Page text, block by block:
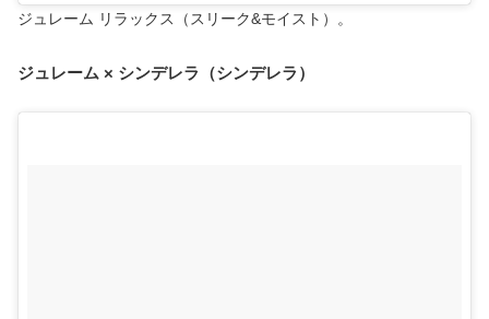
ジュレーム リラックス（スリーク&モイスト）。
ジュレーム × シンデレラ（シンデレラ）